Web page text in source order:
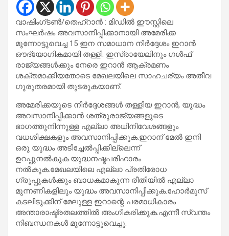
വാഷിംഗ്ടൺ/തെഹ്‌റാൻ : മിഡിൽ ഈസ്റ്റിലെ
സംഘർഷം അവസാനിപ്പിക്കാനായി അമേരിക്ക
മുന്നോട്ടുവെച്ച 15 ഇന സമാധാന നിർദ്ദേശം ഇറാൻ
ഔദ്യോഗികമായി തള്ളി. ഇസ്രായേലിനും ഗൾഫ്
രാജ്യങ്ങൾക്കും നേരെ ഇറാൻ ആക്രമണം
ശക്തമാക്കിയതോടെ മേഖലയിലെ സാഹചര്യം അതീവ
ഗുരുതരമായി തുടരുകയാണ്.
അമേരിക്കയുടെ നിർദ്ദേശങ്ങൾ തള്ളിയ ഇറാൻ, യുദ്ധം
അവസാനിപ്പിക്കാൻ ശത്രുരാജ്യങ്ങളുടെ
ഭാഗത്തുനിന്നുള്ള എല്ലാ അധിനിവേശങ്ങളും
വധശിക്ഷകളും അവസാനിപ്പിക്കുക.ഇറാന് മേൽ ഇനി
ഒരു യുദ്ധം അടിച്ചേൽപ്പിക്കില്ലെന്ന്
ഉറപ്പുനൽകുക.യുദ്ധനഷ്ടപരിഹാരം
നൽകുക.മേഖലയിലെ എല്ലാ പ്രതിരോധ
ഗ്രൂപ്പുകൾക്കും ബാധകമാകുന്ന രീതിയിൽ എല്ലാ
മുന്നണികളിലും യുദ്ധം അവസാനിപ്പിക്കുക.ഹോർമുസ്
കടലിടുക്കിന് മേലുള്ള ഇറാന്റെ പരമാധികാരം
അന്താരാഷ്ട്രതലത്തിൽ അംഗീകരിക്കുക.എന്നീ സ്വന്തം
നിബന്ധനകൾ മുന്നോട്ടുവെച്ചു: